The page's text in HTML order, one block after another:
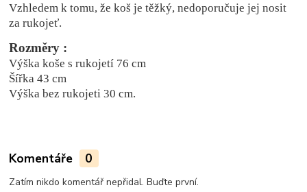
Vzhledem k tomu, že koš je těžký, nedoporučuje jej nosit
za rukojeť.
Rozměry :
Výška koše s rukojetí 76 cm
Šířka 43 cm
Výška bez rukojeti 30 cm.
Komentáře 0
Zatím nikdo komentář nepřidal. Buďte první.